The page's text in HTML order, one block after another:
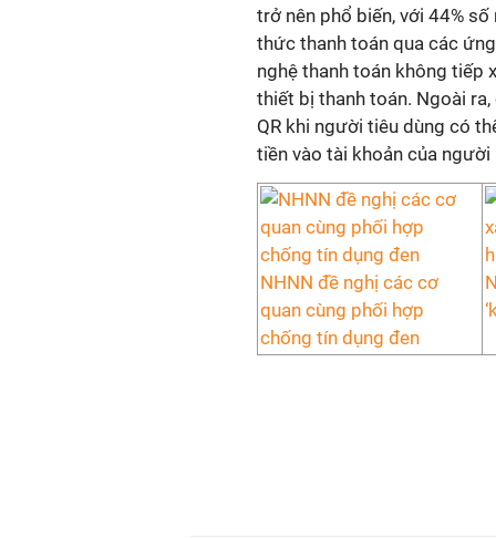
trở nên phổ biến, với 44%
thức thanh toán qua các
nghệ thanh toán không tiếp
thiết bị thanh toán. Ngoài
QR khi người tiêu dùng có
tiền vào tài khoản của người
NHNN đề nghị các cơ
quan cùng phối hợp
chống tín dụng đen